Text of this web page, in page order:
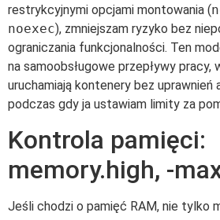
restrykcyjnymi opcjami montowania (
noexec), zmniejszam ryzyko bez
ograniczania funkcjonalności. Ten
na samoobsługowe przepływy pracy,
uruchamiają kontenery bez
podczas gdy ja ustawiam limity za
Kontrola pamięci:
memory.high, -
Jeśli chodzi o pamięć RAM, nie tylko